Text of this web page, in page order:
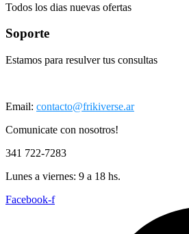
Todos los dias nuevas ofertas
Soporte
Estamos para resulver tus consultas
Email: contacto@frikiverse.ar
Comunicate con nosotros!
341 722-7283
Lunes a viernes: 9 a 18 hs.
Facebook-f